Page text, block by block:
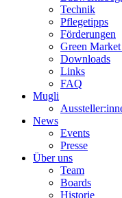
Technik
Pflegetipps
Förderungen
Green
Downloads
Links
FAQ
Mugli
News
Events
Presse
Über uns
Team
Boards
Historie